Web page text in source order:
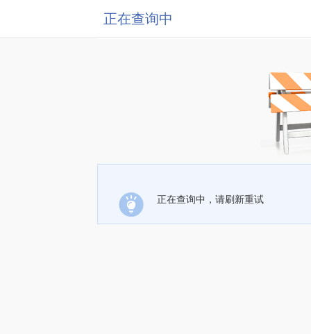
正在查询中
正在查询中，请刷新重试